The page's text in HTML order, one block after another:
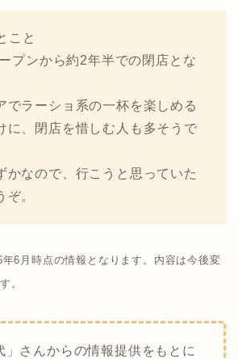
こと
プンから約2年半での閉店とな
でラーショ系の一杯を楽しめる
に、閉店を惜しむ人も多そうで
かなので、行こうと思っていた
ぞ。
6月時点の情報となります。内容は今後変
。
」さんからの情報提供をもとに